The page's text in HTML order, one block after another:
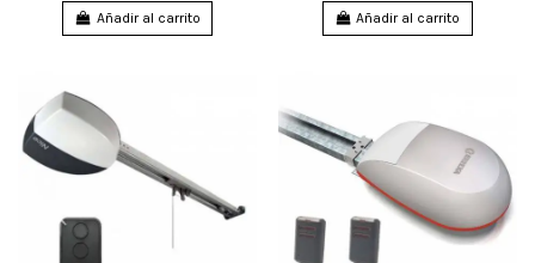
Añadir al carrito
Añadir al carrito